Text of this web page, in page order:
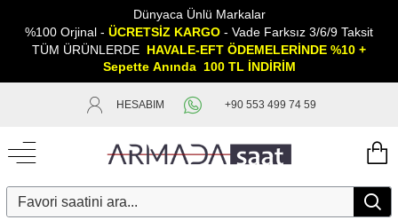
Dünyaca Ünlü Markalar
%100 Orjinal - ÜCRETSİZ KARGO - Vade Farksız 3/6/9 Taksit
TÜM ÜRÜNLERDE HAVALE-EFT ÖDEMELERİNDE %10 +
Sepette Anında 100 TL İNDİRİM
HESABIM +90 553 499 74 59